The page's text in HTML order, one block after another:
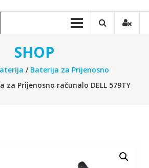
SHOP
/ Baterija za Prijenosno
za Prijenosno računalo DELL 579TY